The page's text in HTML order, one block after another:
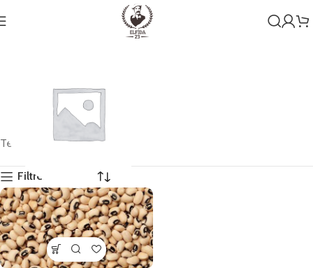
Genel
1 ürün
Tek bir sonuç gösteriliyor
Filtreleri Göster